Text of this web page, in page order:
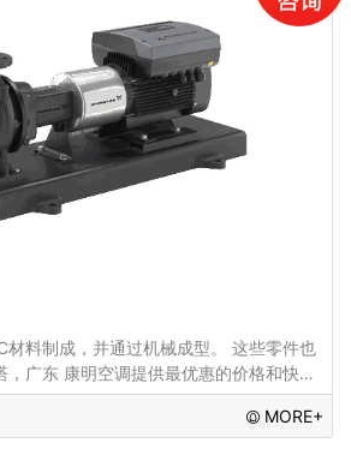
材料制成，并通过机械成型。 这些零件也
广东 康明空调提供最优惠的价格和快速
MORE+